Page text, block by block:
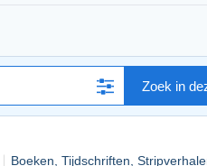
Zoek in
Boeken, Tijdschriften,